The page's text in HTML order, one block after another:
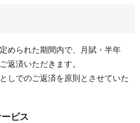
められた期間内で、月賦・半年
返済いただきます。
しでのご返済を原則とさせていた
ビス